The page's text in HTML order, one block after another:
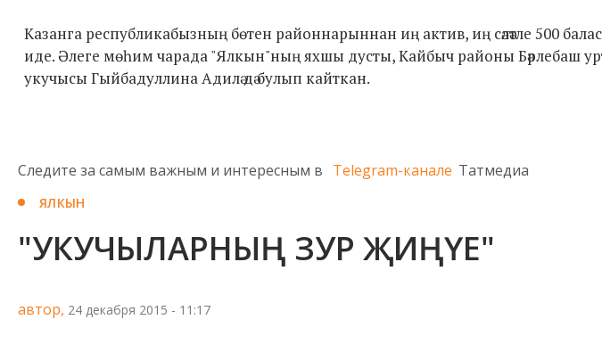
Казанга республикабызның бөтен районнарыннан иң актив, иң сәләтле 500
иде. Әлеге мөһим чарада "Ялкын"ның яхшы дусты, Кайбыч районы Бәрлебаш
укучысы Гыйбадуллина Адилә дә булып кайткан.
Следите за самым важным и интересным в Telegram-канале Татмедиа
ЯЛКЫН
"УКУЧЫЛАРНЫҢ ЗУР ҖИҢҮЕ"
автор, 24 декабря 2015 - 11:17